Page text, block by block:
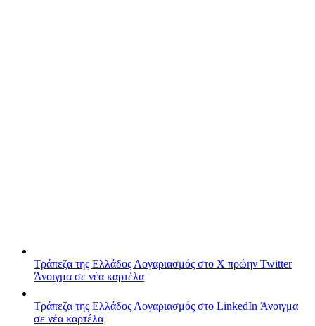
Τράπεζα της Ελλάδος Λογαριασμός στο X πρώην Twitter
Άνοιγμα σε νέα καρτέλα
Τράπεζα της Ελλάδος Λογαριασμός στο LinkedIn Άνοιγμα
σε νέα καρτέλα